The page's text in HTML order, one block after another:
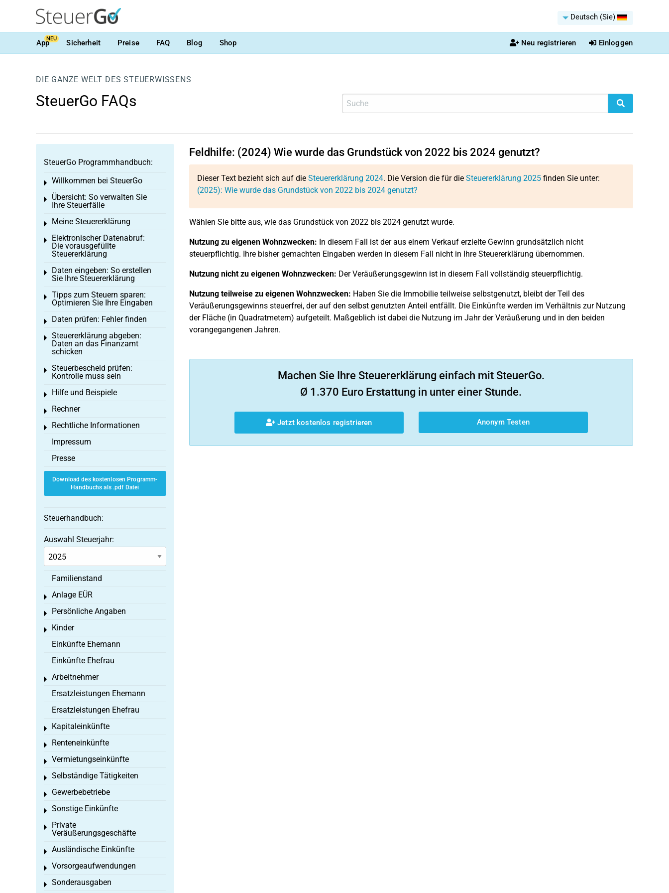
Deutsch (Sie)
AppNEU Sicherheit Preise FAQ Blog Shop Neu registrieren Einloggen
DIE GANZE WELT DES STEUERWISSENS
SteuerGo FAQs
Feldhilfe: (2024) Wie wurde das Grundstück von 2022 bis 2024 genutzt?
Dieser Text bezieht sich auf die Steuererklärung 2024. Die Version die für die Steuererklärung 2025finden Sie unter:
(2025): Wie wurde das Grundstück von 2022 bis 2024 genutzt?
Wählen Sie bitte aus, wie das Grundstück von 2022 bis 2024 genutzt wurde.
Nutzung zu eigenen Wohnzwecken: In diesem Fall ist der aus einem Verkauf erzielte Gewinn grundsätzlich nicht
steuerpflichtig. Ihre bisher gemachten Eingaben werden in diesem Fall nicht in Ihre Steuererklärung übernommen.
Nutzung nicht zu eigenen Wohnzwecken: Der Veräußerungsgewinn ist in diesem Fall vollständig steuerpflichtig.
Nutzung teilweise zu eigenen Wohnzwecken: Haben Sie die Immobilie teilweise selbstgenutzt, bleibt der Teil des
Veräußerungsgewinns steuerfrei, der auf den selbst genutzten Anteil entfällt. Die Einkünfte werden im Verhältnis zur Nutzung
der Fläche (in Quadratmetern) aufgeteilt. Maßgeblich ist dabei die Nutzung im Jahr der Veräußerung und in den beiden
vorangegangenen Jahren.
Machen Sie Ihre Steuererklärung einfach mit SteuerGo.
Ø 1.370 Euro Erstattung in unter einer Stunde.
Jetzt kostenlos registrieren Anonym Testen
SteuerGo Programmhandbuch:
Willkommen bei SteuerGo
Toggle menu
Übersicht: So verwalten Sie
Ihre Steuerfälle
Toggle menu
Meine Steuererklärung
Toggle menu
Elektronischer Datenabruf:
Die vorausgefüllte
Steuererklärung
Toggle menu
Daten eingeben: So erstellen
Sie Ihre Steuererklärung
Toggle menu
Tipps zum Steuern sparen:
Optimieren Sie Ihre Eingaben
Toggle menu
Daten prüfen: Fehler finden
Toggle menu
Steuererklärung abgeben:
Daten an das Finanzamt
schicken
Toggle menu
Steuerbescheid prüfen:
Kontrolle muss sein
Toggle menu
Hilfe und Beispiele
Toggle menu
Rechner
Toggle menu
Rechtliche Informationen
Toggle menu
Impressum
Presse
Download des kostenlosen Programm-
Handbuchs als .pdf Datei
Steuerhandbuch:
Auswahl Steuerjahr:
Familienstand
Anlage EÜR
Toggle menu
Persönliche Angaben
Toggle menu
Kinder
Toggle menu
Einkünfte Ehemann
Einkünfte Ehefrau
Arbeitnehmer
Toggle menu
Ersatzleistungen Ehemann
Ersatzleistungen Ehefrau
Kapitaleinkünfte
Toggle menu
Renteneinkünfte
Toggle menu
Vermietungseinkünfte
Toggle menu
Selbständige Tätigkeiten
Toggle menu
Gewerbebetriebe
Toggle menu
Sonstige Einkünfte
Toggle menu
Private
Veräußerungsgeschäfte
Toggle menu
Ausländische Einkünfte
Toggle menu
Vorsorgeaufwendungen
Toggle menu
Sonderausgaben
Toggle menu